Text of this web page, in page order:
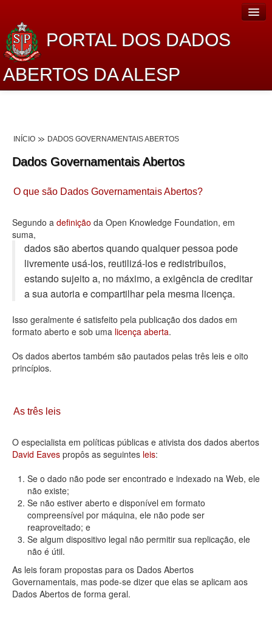
PORTAL DOS DADOS
ABERTOS DA ALESP
Lei de Acesso à Informação
Dados Governamentais Abertos
Planejamento
Catálogo de dados
Processo Legislativo
Deputados Estaduais
Administração
Legislação
Agenda
Contato
INÍCIO DADOS GOVERNAMENTAIS ABERTOS
Dados Governamentais Abertos
O que são Dados Governamentais Abertos?
Segundo a definição da Open Knowledge Foundation, em
suma,
dados são abertos quando qualquer pessoa pode
livremente usá-los, reutilizá-los e redistribuí­los,
estando sujeito a, no máximo, a exigência de creditar
a sua autoria e compartilhar pela mesma licença.
Isso geralmente é satisfeito pela publicação dos dados em
formato aberto e sob uma licença aberta.
Os dados abertos também são pautados pelas três leis e oito
princípios.
As três leis
O especialista em políticas públicas e ativista dos dados abertos
David Eaves propôs as seguintes leis:
Se o dado não pode ser encontrado e indexado na Web, ele
não existe;
Se não estiver aberto e disponível em formato
compreensível por máquina, ele não pode ser
reaproveitado; e
Se algum dispositivo legal não permitir sua replicação, ele
não é útil.
As leis foram propostas para os Dados Abertos
Governamentais, mas pode-se dizer que elas se aplicam aos
Dados Abertos de forma geral.